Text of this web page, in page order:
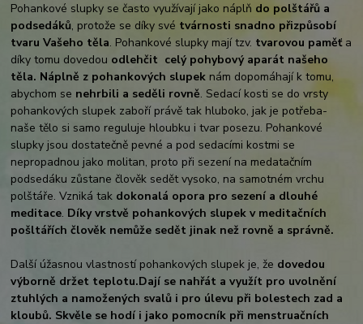
Pohankové slupky se často využívají jako náplň do polštářů a
podsedáků, protože se díky své tvárnosti snadno přizpůsobí
tvaru Vašeho těla. Pohankové slupky mají tzv. tvarovou paměť a
díky tomu dovedou odlehčit celý pohybový aparát našeho
těla. Náplně z pohankových slupek nám dopomáhají k tomu,
abychom se nehrbili a seděli rovně. Sedací kosti se do vrsty
pohankových slupek zaboří právě tak hluboko, jak je potřeba-
naše tělo si samo reguluje hloubku i tvar posezu. Pohankové
slupky jsou dostatečně pevné a pod sedacími kostmi se
nepropadnou jako molitan, proto při sezení na medatačním
podsedáku zůstane člověk sedět vysoko, na samotném vrchu
polštáře. Vzniká tak dokonalá opora pro sezení a dlouhé
meditace. Díky vrstvě pohankových slupek v meditačních
pošltářích člověk nemůže sedět jinak než rovně a správně.
Další úžasnou vlastností pohankových slupek je, že dovedou
výborně držet teplotu.Dají se nahřát a využít pro uvolnění
ztuhlých a namožených svalů i pro úlevu při bolestech zad a
kloubů. Skvěle se hodí i jako pomocník při menstruačních